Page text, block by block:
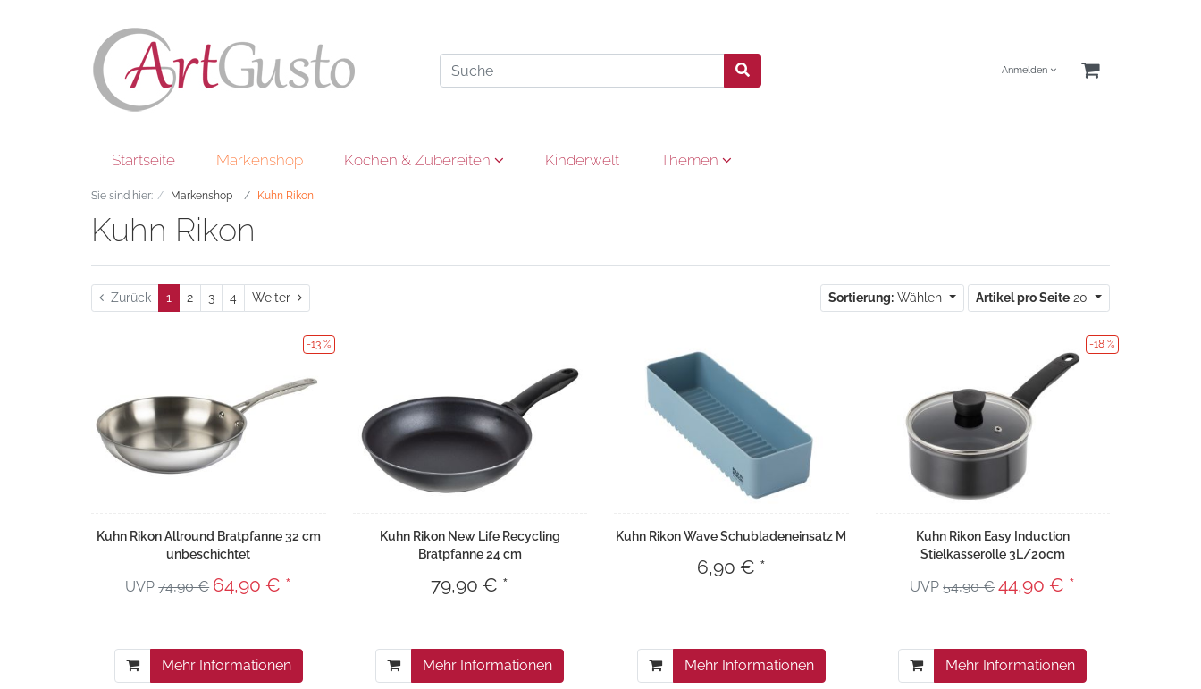
Anmelden
Startseite Markenshop Kochen & Zubereiten Kinderwelt Themen
Sie sind hier: Markenshop Kuhn Rikon
Kuhn Rikon
Zurück 1 2 3 4 Weiter Weiter Sortierung: Wählen Artikel pro Seite 20
-13 %
Kuhn Rikon Allround Bratpfanne 32 cm
unbeschichtet
UVP74,90 € 64,90 € *
Mehr Informationen
Kuhn Rikon New Life Recycling
Bratpfanne 24 cm
79,90 € *
Mehr Informationen
Kuhn Rikon Wave Schubladeneinsatz M
6,90 € *
Mehr Informationen
-18 %
Kuhn Rikon Easy Induction
Stielkasserolle 3L/20cm
UVP54,90 € 44,90 € *
Mehr Informationen